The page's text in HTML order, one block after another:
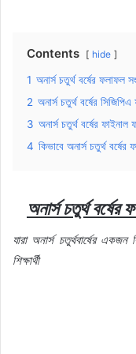
Contents hide
1 অনার্স চতুর্থ বর্ষের ফলাফল
2 অনার্স চতুর্থ বর্ষের
3 অনার্স চতুর্থ বর্ষের ফাইনাল
4 কিভাবে অনার্স চতুর্থ বর্ষের
অনার্সচতুর্থবর্ষের
যারা অনার্স চতুর্থবার্ষের একজন
শিক্ষার্থী